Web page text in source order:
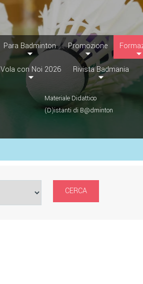
Para Badminton Promozione
Vola con Noi 2026 Rivista Badmania
Materiale Didattico
(D)istanti di B@dminton
CERCA